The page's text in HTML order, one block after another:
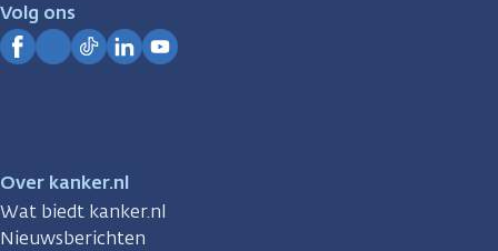
Volg ons
Over kanker.nl
Wat biedt kanker.nl
Nieuwsberichten